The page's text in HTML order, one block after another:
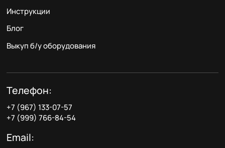
Инструкции
Блог
Выкуп б/у оборудования
Телефон:
+7 (967) 133-07-57
+7 (999) 766-84-54
Email: